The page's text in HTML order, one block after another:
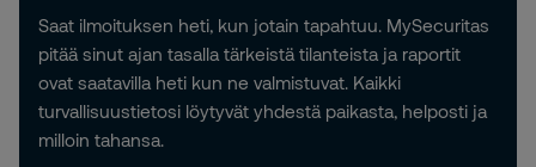
Saat ilmoituksen heti, kun jotain tapahtuu. MySecuritas
pitää sinut ajan tasalla tärkeistä tilanteista ja raportit
ovat saatavilla heti kun ne valmistuvat. Kaikki
turvallisuustietosi löytyvät yhdestä paikasta, helposti ja
milloin tahansa.